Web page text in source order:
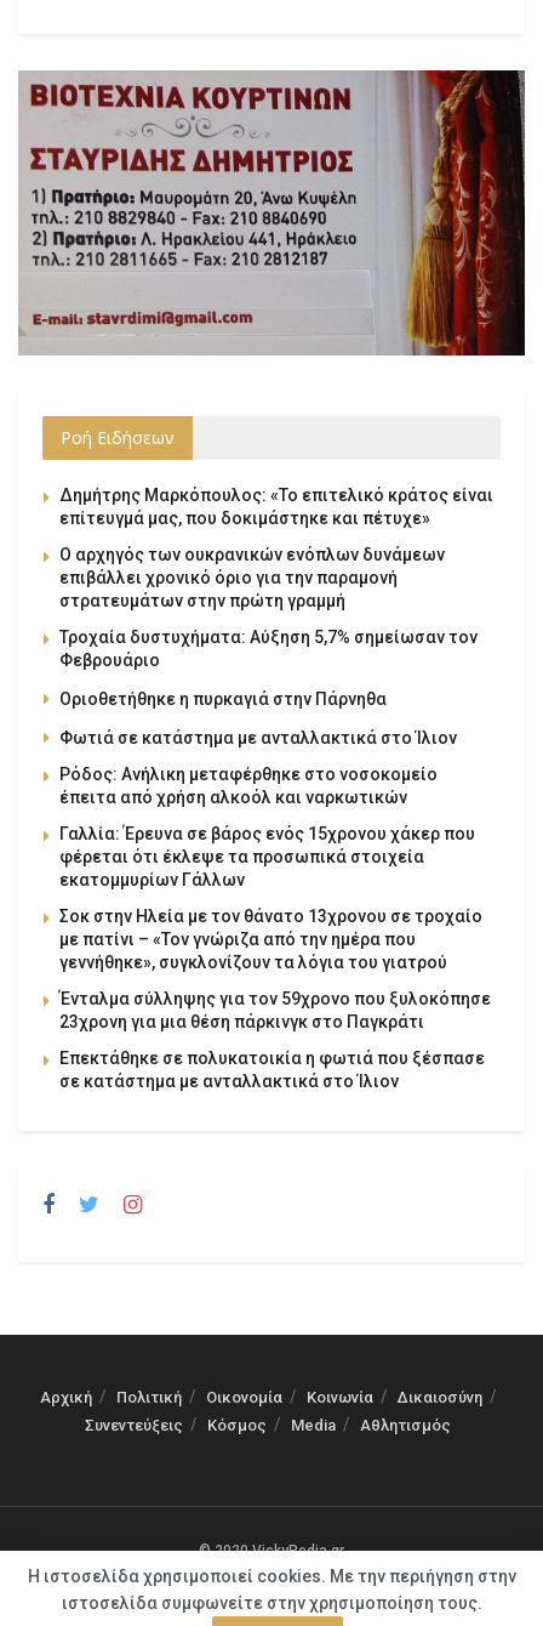
Ροή Ειδήσεων
Δημήτρης Μαρκόπουλος: «Το επιτελικό κράτος είναι
επίτευγμά μας, που δοκιμάστηκε και πέτυχε»
Ο αρχηγός των ουκρανικών ενόπλων δυνάμεων
επιβάλλει χρονικό όριο για την παραμονή
στρατευμάτων στην πρώτη γραμμή
Τροχαία δυστυχήματα: Αύξηση 5,7% σημείωσαν τον
Φεβρουάριο
Οριοθετήθηκε η πυρκαγιά στην Πάρνηθα
Φωτιά σε κατάστημα με ανταλλακτικά στο Ίλιον
Ρόδος: Ανήλικη μεταφέρθηκε στο νοσοκομείο
έπειτα από χρήση αλκοόλ και ναρκωτικών
Γαλλία: Έρευνα σε βάρος ενός 15χρονου χάκερ που
φέρεται ότι έκλεψε τα προσωπικά στοιχεία
εκατομμυρίων Γάλλων
Σοκ στην Ηλεία με τον θάνατο 13χρονου σε τροχαίο
με πατίνι – «Τον γνώριζα από την ημέρα που
γεννήθηκε», συγκλονίζουν τα λόγια του γιατρού
Ένταλμα σύλληψης για τον 59χρονο που ξυλοκόπησε
23χρονη για μια θέση πάρκινγκ στο Παγκράτι
Επεκτάθηκε σε πολυκατοικία η φωτιά που ξέσπασε
σε κατάστημα με ανταλλακτικά στο Ίλιον
Αρχική Πολιτική Οικονομία Κοινωνία
Δικαιοσύνη
Συνεντεύξεις
Κόσμος Media Αθλητισμός
© 2020 VickyPedia.gr
Η ιστοσελίδα χρησιμοποιεί cookies. Με την περιήγηση στην
ιστοσελίδα συμφωνείτε στην χρησιμοποίηση τους.